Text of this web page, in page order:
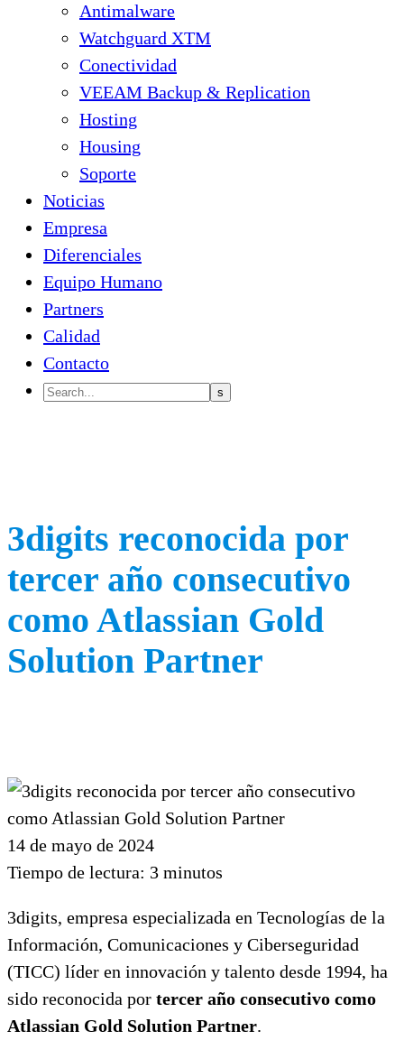
Antimalware
Watchguard XTM
Conectividad
VEEAM Backup & Replication
Hosting
Housing
Soporte
Noticias
Empresa
Diferenciales
Equipo Humano
Partners
Calidad
Contacto
3digits reconocida por
tercer año consecutivo
como Atlassian Gold
Solution Partner
14 de mayo de 2024
Tiempo de lectura: 3 minutos
3digits, empresa especializada en Tecnologías de la
Información, Comunicaciones y Ciberseguridad
(TICC) líder en innovación y talento desde 1994, ha
sido reconocida por tercer año consecutivo como
Atlassian Gold Solution Partner.